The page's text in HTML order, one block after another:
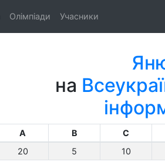
Олімпіади Учасники
на
A B
C
20
5 10